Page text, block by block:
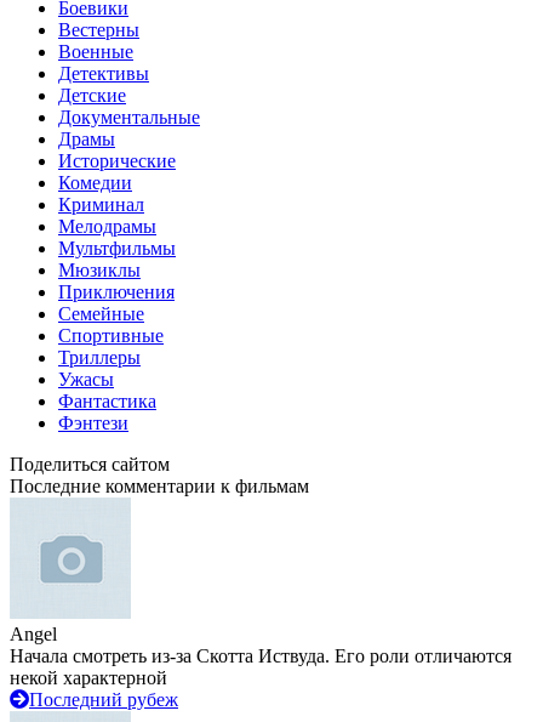
Боевики
Вестерны
Военные
Детективы
Детские
Документальные
Драмы
Исторические
Комедии
Криминал
Мелодрамы
Мультфильмы
Мюзиклы
Приключения
Семейные
Спортивные
Триллеры
Ужасы
Фантастика
Фэнтези
Поделиться сайтом
Последние комментарии к фильмам
Angel
Начала смотреть из-за Скотта Иствуда. Его роли отличаются
некой характерной
Последний рубеж